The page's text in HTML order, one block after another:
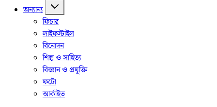
অন্যান্য
ফিচার
লাইফস্টাইল
বিনোদন
শিল্প ও সাহিত্য
বিজ্ঞান ও প্রযুক্তি
ফটো
আর্কাইভ